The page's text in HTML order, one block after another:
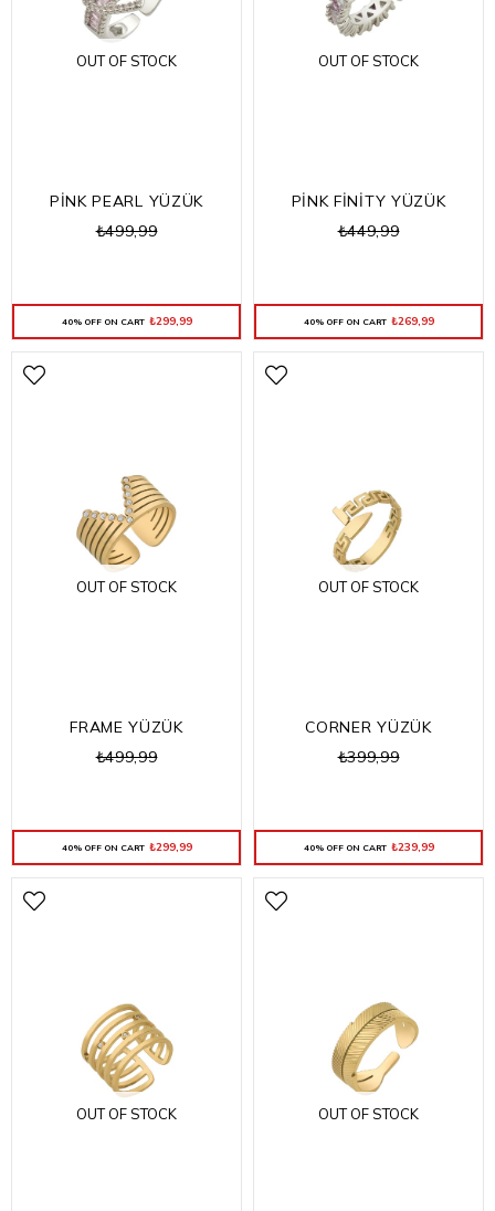
OUT OF STOCK
PİNK PEARL YÜZÜK
₺499,99
40% OFF ON CART ₺299,99
OUT OF STOCK
PİNK FİNİTY YÜZÜK
₺449,99
40% OFF ON CART ₺269,99
OUT OF STOCK
FRAME YÜZÜK
₺499,99
40% OFF ON CART ₺299,99
OUT OF STOCK
CORNER YÜZÜK
₺399,99
40% OFF ON CART ₺239,99
OUT OF STOCK OUT OF STOCK